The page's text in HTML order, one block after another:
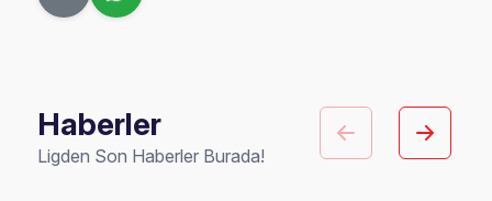
Haberler
Ligden Son Haberler Burada!